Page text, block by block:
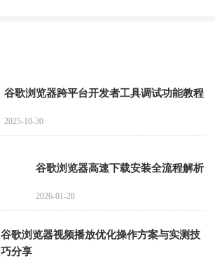
谷歌浏览器跨平台开发者工具调试功能教程
2025-10-30
谷歌浏览器高速下载安装全流程解析
2026-01-28
谷歌浏览器视频播放优化操作方案与实测技
巧分享